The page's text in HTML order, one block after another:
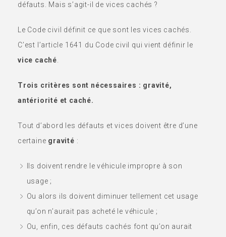
défauts. Mais s’agit-il de vices cachés ?
Le Code civil définit ce que sont les vices cachés.
C’est l’article 1641 du Code civil qui vient définir le
vice caché
Trois critères sont nécessaires : gravité,
antériorité et caché.
Tout d’abord les défauts et vices doivent être d’une
certaine gravité :
Ils doivent rendre le véhicule impropre à son
usage ;
Ou alors ils doivent diminuer tellement cet usage
qu’on n’aurait pas acheté le véhicule ;
Ou, enfin, ces défauts cachés font qu’on aurait